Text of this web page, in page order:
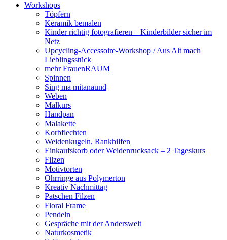
Workshops
Töpfern
Keramik bemalen
Kinder richtig fotografieren – Kinderbilder sicher im
Netz
Upcycling-Accessoire-Workshop / Aus Alt mach
Lieblingsstück
mehr FrauenRAUM
Spinnen
Sing ma mitanaund
Weben
Malkurs
Handpan
Malakette
Korbflechten
Weidenkugeln, Rankhilfen
Einkaufskorb oder Weidenrucksack – 2 Tageskurs
Filzen
Motivtorten
Ohrringe aus Polymerton
Kreativ Nachmittag
Patschen Filzen
Floral Frame
Pendeln
Gespräche mit der Anderswelt
Naturkosmetik